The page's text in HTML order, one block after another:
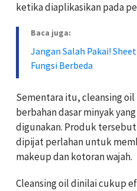
ketika diaplikasikan pada
Baca juga:
Jangan Salah Pakai!
Fungsi Berbeda
Sementara itu, cleansing
berbahan dasar minyak
digunakan. Produk
dipijat perlahan untuk
makeup dan kotoran wajah.
Cleansing oil dinilai cukup